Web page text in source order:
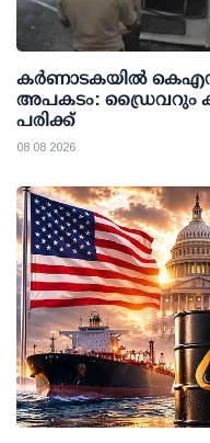
കര്‍ണാടകയില്‍
അപകടം: ഡ്രൈവറും
പരിക്ക്
08 08 2026